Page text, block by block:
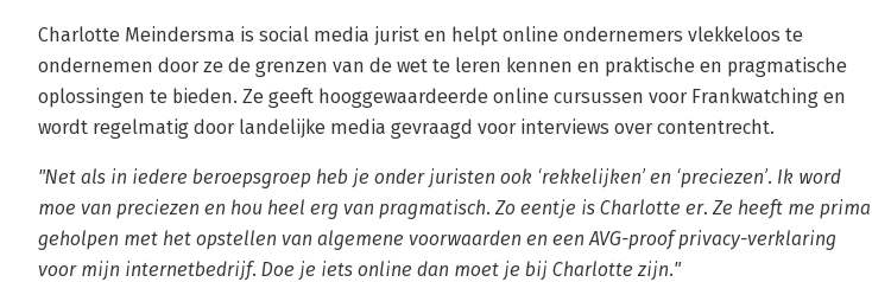
Charlotte Meindersma is social media jurist en helpt online ondernemers vlekkeloos te
ondernemen door ze de grenzen van de wet te leren kennen en praktische en pragmatische
oplossingen te bieden. Ze geeft hooggewaardeerde online cursussen voor Frankwatching en
wordt regelmatig door landelijke media gevraagd voor interviews over contentrecht.
"Net als in iedere beroepsgroep heb je onder juristen ook ‘rekkelijken’ en ‘preciezen’. Ik word
moe van preciezen en hou heel erg van pragmatisch. Zo eentje is Charlotte er. Ze heeft me prima
geholpen met het opstellen van algemene voorwaarden en een AVG-proof privacy-verklaring
voor mijn internetbedrijf. Doe je iets online dan moet je bij Charlotte zijn."